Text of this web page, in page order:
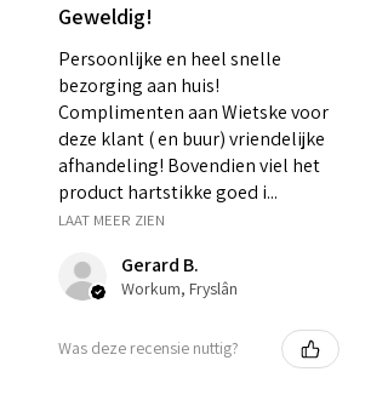
Geweldig!
Persoonlijke en heel snelle
bezorging aan huis!
Complimenten aan Wietske voor
deze klant ( en buur) vriendelijke
afhandeling! Bovendien viel het
product hartstikke goed i...
LAAT MEER ZIEN
Gerard B.
Workum, Fryslân
Was deze recensie nuttig?